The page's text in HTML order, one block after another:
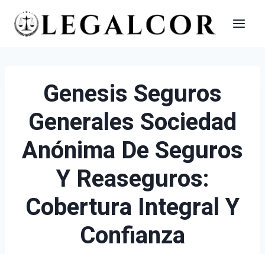
Saltar
Genesis Seguros
Generales Sociedad
Anónima De Seguros
Y Reaseguros:
Cobertura Integral Y
Confianza